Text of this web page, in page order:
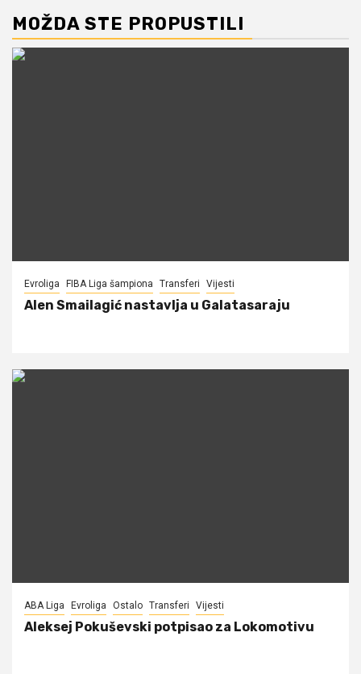
MOŽDA STE PROPUSTILI
Evroliga FIBA Liga šampiona Transferi Vijesti
Alen Smailagić nastavlja u Galatasaraju
ABA Liga Evroliga Ostalo Transferi Vijesti
Aleksej Pokuševski potpisao za Lokomotivu